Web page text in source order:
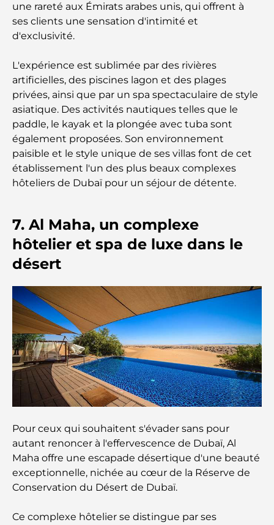
A Brief Guide to Buying Property in Dubai (2025-
26)
Les meilleurs cafés du centre-ville de Dubaï : le
guide complet des amateurs de café
Les Mercedes les plus chères jamais créées
Déménager à Dubaï depuis l'Australie : Guide
complet du déménagement
Les voitures les plus chères de Tesla : l'innovation
au service de la performance
Restaurants Al Wasl : les restaurants les plus
célèbres de Dubaï
Les 10 pays les plus riches du monde
Activités à faire avec des enfants à Dubaï : un
guide complet pour les familles
Dubaï pour une escapade de luxe
Lieux romantiques à Dubaï pour des moments
inoubliables
et complexes hôteliers de premier plan
une rareté aux Émirats arabes unis, qui offrent à
ses clients une sensation d'intimité et
d'exclusivité.
L'expérience est sublimée par des rivières
artificielles, des piscines lagon et des plages
privées, ainsi que par un spa spectaculaire de style
asiatique. Des activités nautiques telles que le
paddle, le kayak et la plongée avec tuba sont
également proposées. Son environnement
paisible et le style unique de ses villas font de cet
établissement l'un des plus beaux complexes
hôteliers de Dubaï pour un séjour de détente.
7. Al Maha, un complexe
hôtelier et spa de luxe dans le
désert
Pour ceux qui souhaitent s'évader sans pour
autant renoncer à l'effervescence de Dubaï, Al
Maha offre une escapade désertique d'une beauté
exceptionnelle, nichée au cœur de la Réserve de
Conservation du Désert de Dubaï.
Ce complexe hôtelier se distingue par ses